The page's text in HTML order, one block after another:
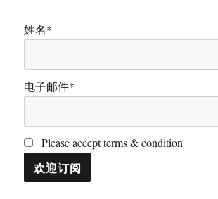
姓名*
电子邮件*
Please accept terms & condition